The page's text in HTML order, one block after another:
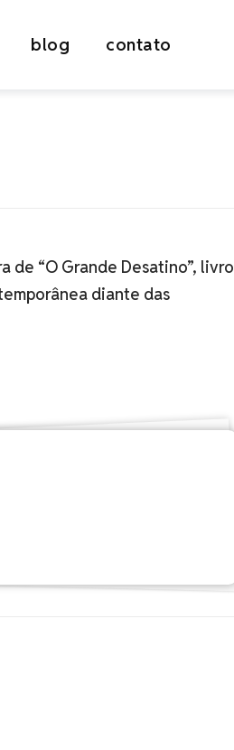
blog contato
de “O Grande Desatino”, livro
diante das